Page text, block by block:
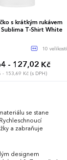
s krátkým rukávem
Sublima T-Shirt White
10 velikostí
- 127,02 Kč
- 153,69 Kč (s DPH)
7-8 let
11-12 let
se stane
a zabraňuje
designem